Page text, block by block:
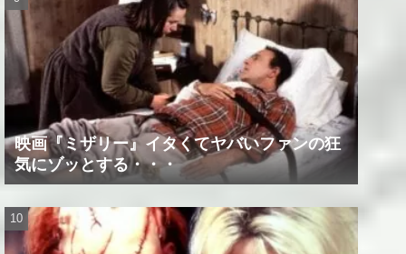
映画『ミザリー』イタくてヤバいファンの狂
気にゾッとする・・・